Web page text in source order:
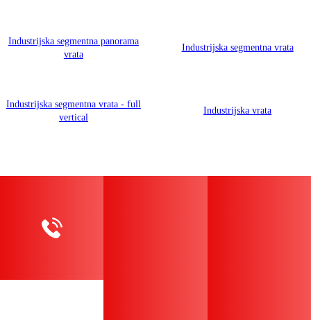
Industrijska segmentna panorama
vrata
Industrijska segmentna vrata
Industrijska segmentna vrata - full
vertical
Industrijska vrata